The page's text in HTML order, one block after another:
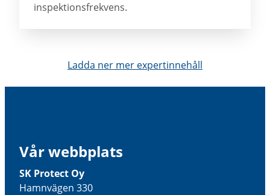
inspektionsfrekvens.
Ladda ner mer expertinnehåll
Vår webbplats
SK Protect Oy
Hamnvägen 330